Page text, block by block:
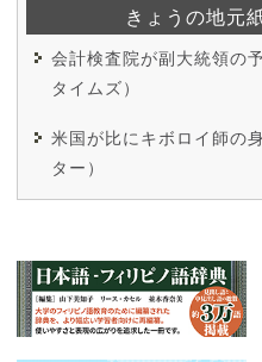
きょうの地元
会計検査院が副大統領の
タイムズ）
米国が比にキボロイ師の
ター）